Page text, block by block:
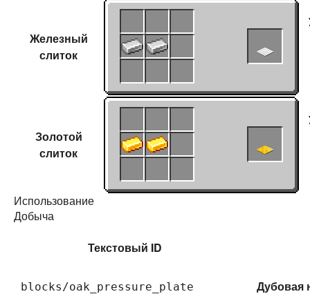
Железный
слиток
Золотой
слиток
Использование
Добыча
Текстовый ID
blocks/oak_pressure_plate Дубовая